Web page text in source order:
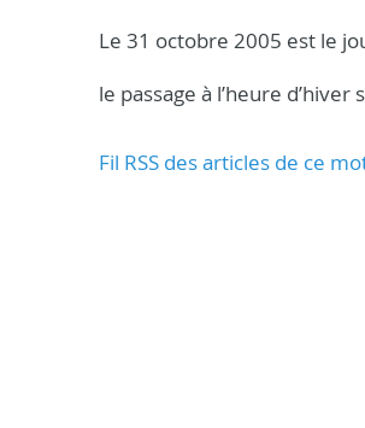
Le 31 octobre 2005 est le
le passage à l’heure
Fil RSS des articles de ce